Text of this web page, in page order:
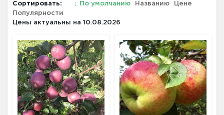
Сортировать: ↓ По умолчанию Названию
Цене
Популярности
Цены актуальны на 10.08.2026